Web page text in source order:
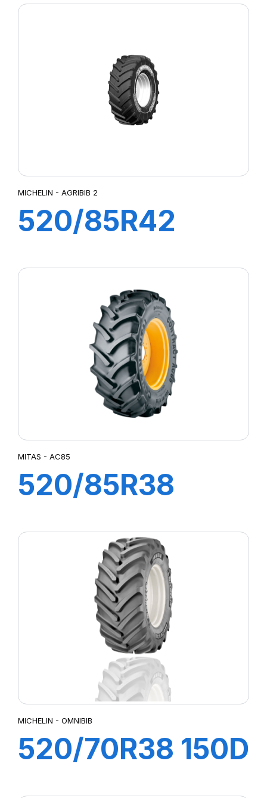
MICHELIN - AGRIBIB 2
520/85R42
AGRIBIB 2
MITAS - AC85
520/85R38
AC85 (20,8R38)
MICHELIN - OMNIBIB
520/70R38 150D